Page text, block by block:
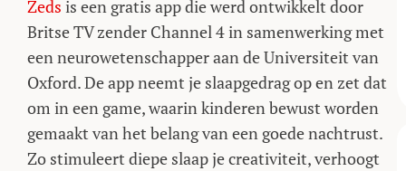
Zeds is een gratis app die werd ontwikkelt door
Britse TV zender Channel 4 in samenwerking met
een neurowetenschapper aan de Universiteit van
Oxford. De app neemt je slaapgedrag op en zet dat
om in een game, waarin kinderen bewust worden
gemaakt van het belang van een goede nachtrust.
Zo stimuleert diepe slaap je creativiteit, verhoogt